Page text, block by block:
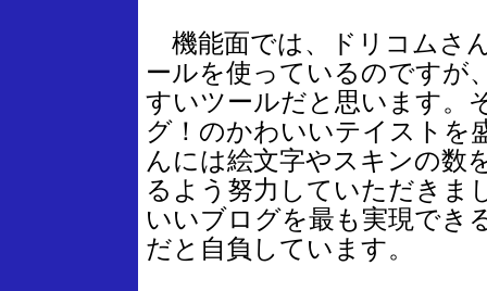
機能面では、ドリコムさ
ールを使っているのですが
すいツールだと思います。
グ！のかわいいテイストを
んには絵文字やスキンの数
るよう努力していただきま
いいブログを最も実現でき
だと自負しています。